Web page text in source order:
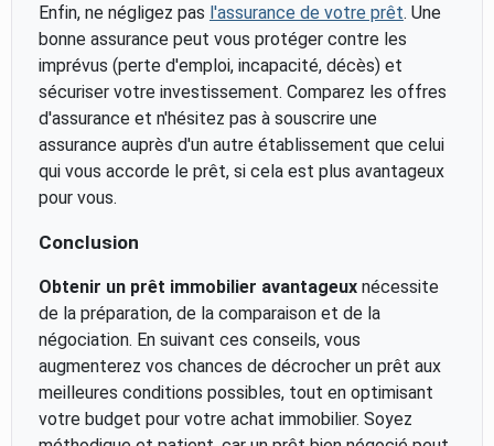
Enfin, ne négligez pas l'assurance de votre prêt. Une
bonne assurance peut vous protéger contre les
imprévus (perte d'emploi, incapacité, décès) et
sécuriser votre investissement. Comparez les offres
d'assurance et n'hésitez pas à souscrire une
assurance auprès d'un autre établissement que celui
qui vous accorde le prêt, si cela est plus avantageux
pour vous.
Conclusion
Obtenir un prêt immobilier avantageuxnécessite
de la préparation, de la comparaison et de la
négociation. En suivant ces conseils, vous
augmenterez vos chances de décrocher un prêt aux
meilleures conditions possibles, tout en optimisant
votre budget pour votre achat immobilier. Soyez